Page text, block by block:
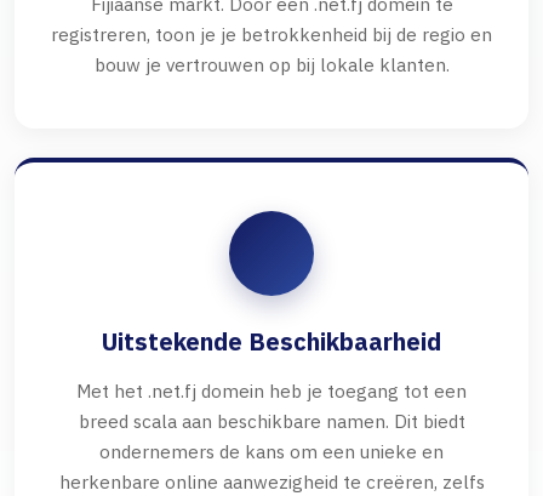
registreren, toon je je betrokkenheid bij de regio en
bouw je vertrouwen op bij lokale klanten.
Uitstekende Beschikbaarheid
Met het .net.fj domein heb je toegang tot een
breed scala aan beschikbare namen. Dit biedt
ondernemers de kans om een unieke en
herkenbare online aanwezigheid te creëren, zelfs